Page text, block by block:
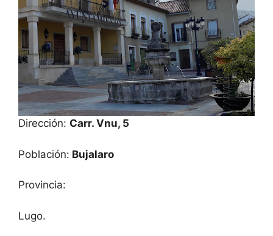
Dirección: Carr. Vnu, 5
Población: Bujalaro
Provincia:
Lugo.